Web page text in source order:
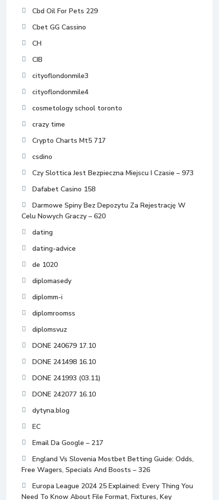
Cbd Oil For Pets 229
Cbet GG Cassino
CH
CIB
cityoflondonmile3
cityoflondonmile4
cosmetology school toronto
crazy time
Crypto Charts Mt5 717
csdino
Czy Slottica Jest Bezpieczna Miejscu I Czasie – 973
Dafabet Casino 158
Darmowe Spiny Bez Depozytu Za Rejestrację W
Celu Nowych Graczy – 620
dating
dating-advice
de 1020
diplomasedy
diplomm-i
diplomroomss
diplomsvuz
DONE 240679 17.10
DONE 241498 16.10
DONE 241993 (03.11)
DONE 242077 16.10
dytyna.blog
EC
Email Da Google – 217
England Vs Slovenia Mostbet Betting Guide: Odds,
Free Wagers, Specials And Boosts – 326
Europa League 2024 25 Explained: Every Thing You
Need To Know About File Format, Fixtures, Key